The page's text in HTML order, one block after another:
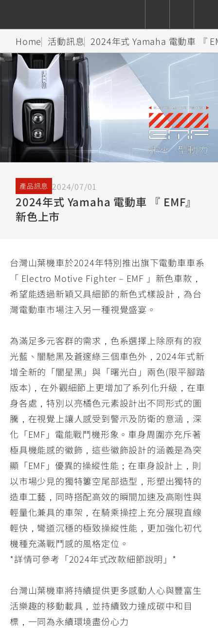
依風格 依排氣量
Super
Sport
Hyper
Naked
Heritage
YZF-R9
550+
550+
YZF-R3
YZF-R15
150
MT-
09
Y-
AMT
MT-
550+
MT-
MT-
XSR
700
550+
155
150
依風格 依排氣量
Premium Sport AdventureFamily
TMAX
550+
251~549
NMAX
AUGUR
150
CYGNUS
XR
150
CYGNUS
X
2.0
150
Limi BW'S
125
AXIS
Z /
Zii
JOG
CUXiE
2.5 kw
追蹤愛車
我的愛車 瀏覽紀錄
Home 活動訊息 2024年式 Yamaha 電動車 『
產品訊息 2024/07/01
2024年式 Yamaha 電動車 『 EMF』
新色上市
台灣山葉機車於2024年特別推出旗下電動車車系
「 Electro Motive Fighter – EMF 」新色車款，
希望能透過新穎又具細節的新色式樣設計，為台
灣電動車市場注入另一種視覺盛宴。
為滿足多元客群的需求，色系選擇上除原有的寂
光藍、闇馳黑及蒼邃綠三個車色外，2024年式新
增全新的「闇星黑」與「曙光白」兩色(限平腳踏
版本)，在外觀細節上更增加了系列化升級，在車
身各處，特別以亮橘色元素設計出不同形式的圖
騰，在視覺上讓人感受到警示及防衛的意涵，深
化「EMF」電能戰鬥機形象。車身周圍亦充斥著
極具機能感的徽飾，這些徽飾設計的涵義是為突
顯「EMF」優異的操縱性能；在車身設計上，則
以市場少見的獨特簍空尾部造型，形塑出獨特的
造車工藝，同時搭配高效的瞬間加速及高剛性與
輕量化兼具的車架，在騎乘操控上充分展現直線
輕快，彎道沉穩的極致操縱性能，更加強化初代
機種充滿戰鬥感的風格定位。
*詳情可參考「2024年式改款細節說明」*
台灣山葉機車將持續提供更多感動人心與豐富生
活樂趣的移動載具，並持續致力達成碳中和目
標，一同為永續環境盡份心力